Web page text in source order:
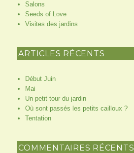
Salons
Seeds of Love
Visites des jardins
ARTICLES RÉCENTS
Début Juin
Mai
Un petit tour du jardin
Où sont passés les petits cailloux ?
Tentation
COMMENTAIRES RÉCENTS